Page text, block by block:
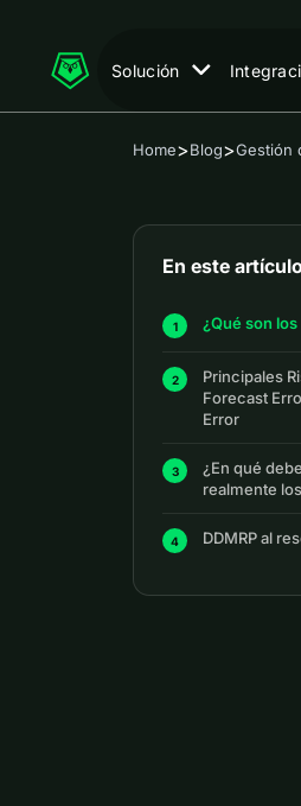
Solución
Home>Blog>Gestión
En este
¿Qué son
Principales
Forecast
Error
¿En qué
realmente
DDMRP al